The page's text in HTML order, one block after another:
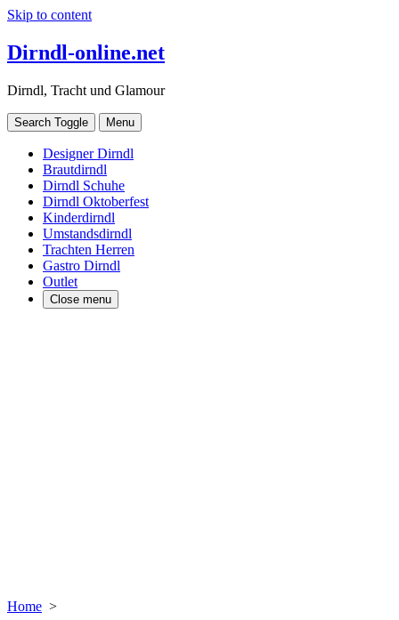
Skip to content
Dirndl-online.net
Dirndl, Tracht und Glamour
Search Toggle Menu
Designer Dirndl
Brautdirndl
Dirndl Schuhe
Dirndl Oktoberfest
Kinderdirndl
Umstandsdirndl
Trachten Herren
Gastro Dirndl
Outlet
Close menu
Home >